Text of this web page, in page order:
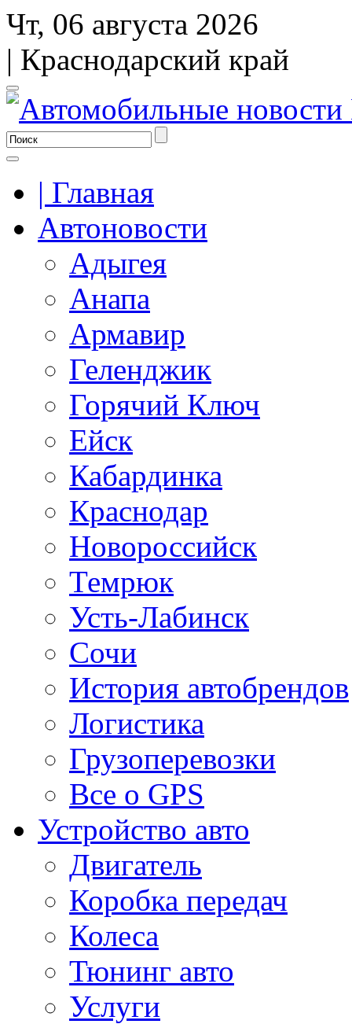
Чт, 06 августа 2026
| Краснодарский край
| Главная
Автоновости
Адыгея
Анапа
Армавир
Геленджик
Горячий Ключ
Ейск
Кабардинка
Краснодар
Новороссийск
Темрюк
Усть-Лабинск
Сочи
История автобрендов
Логистика
Грузоперевозки
Все о GPS
Устройство авто
Двигатель
Коробка передач
Колеса
Тюнинг авто
Услуги